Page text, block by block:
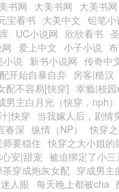
书网 大美书网 大美书网
宝看书 大美中文 铅笔小
UC小说网 欣欣看书
爱上中文 小子小说
小说 新书小说网 传奇中
开始自暴自弃 房客|糙汉
配不容易[快穿] 幸瘾|校园
男主白月光（快穿，nph）
|快穿 当我嫁人后，剧情
春深 纵情（NP） 快穿
师要稳住 快穿之大小姐的
安|甜宠 被迫绑定了小三
穿成炮灰女配 穿成男主
人眼 每天晚上都被cha